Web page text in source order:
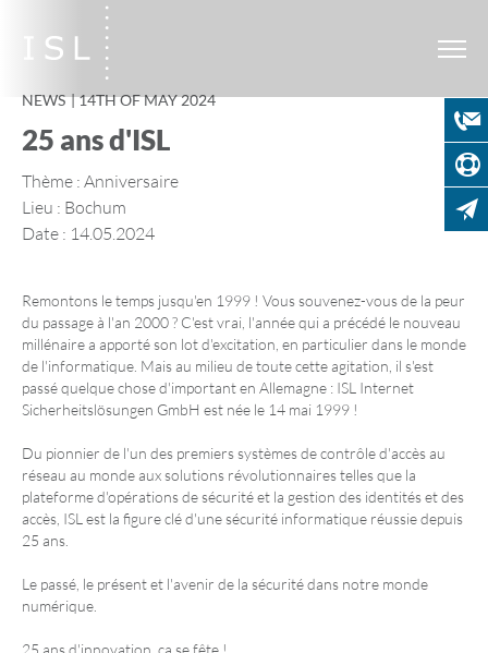
NEWS 14TH OF MAY 2024
25 ans d'ISL
Thème : Anniversaire
Lieu : Bochum
Date : 14.05.2024
Remontons le temps jusqu'en 1999 ! Vous souvenez-vous de la peur
du passage à l'an 2000 ? C'est vrai, l'année qui a précédé le nouveau
millénaire a apporté son lot d'excitation, en particulier dans le monde
de l'informatique. Mais au milieu de toute cette agitation, il s'est
passé quelque chose d'important en Allemagne : ISL Internet
Sicherheitslösungen GmbH est née le 14 mai 1999 !
Du pionnier de l'un des premiers systèmes de contrôle d'accès au
réseau au monde aux solutions révolutionnaires telles que la
plateforme d'opérations de sécurité et la gestion des identités et des
accès, ISL est la figure clé d'une sécurité informatique réussie depuis
25 ans.
Le passé, le présent et l'avenir de la sécurité dans notre monde
numérique.
25 ans d'innovation, ça se fête !